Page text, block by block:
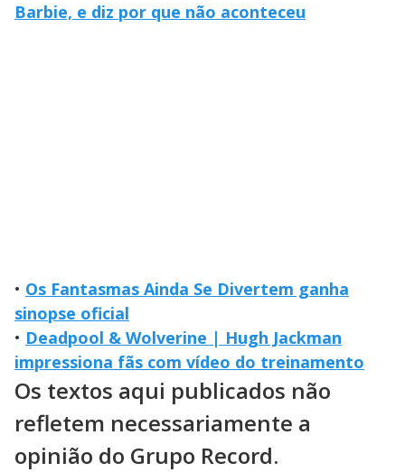
Barbie, e diz por que não aconteceu
• Os Fantasmas Ainda Se Divertem ganha
sinopse oficial
• Deadpool & Wolverine | Hugh Jackman
impressiona fãs com vídeo do treinamento
Os textos aqui publicados não
refletem necessariamente a
opinião do Grupo Record.